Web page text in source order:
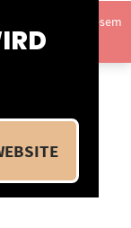
In diesem